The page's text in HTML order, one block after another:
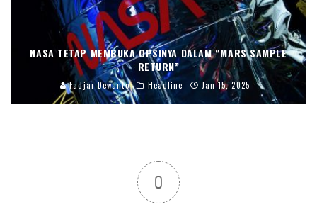
NASA TETAP MEMBUKA OPSINYA DALAM “MARS SAMPLE
RETURN”
Fadjar Dewanto Headline Jan 15, 2025
0